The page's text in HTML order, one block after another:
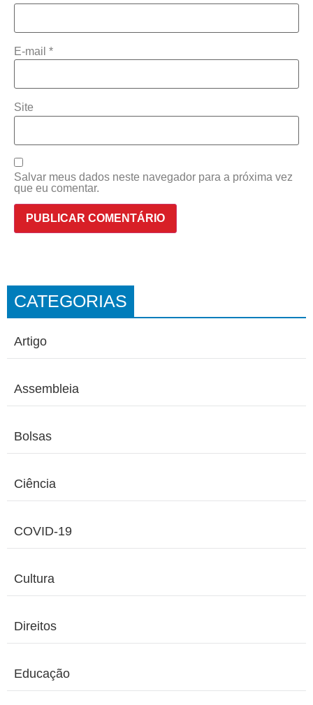
E-mail *
Site
Salvar meus dados neste navegador para a próxima vez
que eu comentar.
CATEGORIAS
Artigo
Assembleia
Bolsas
Ciência
COVID-19
Cultura
Direitos
Educação